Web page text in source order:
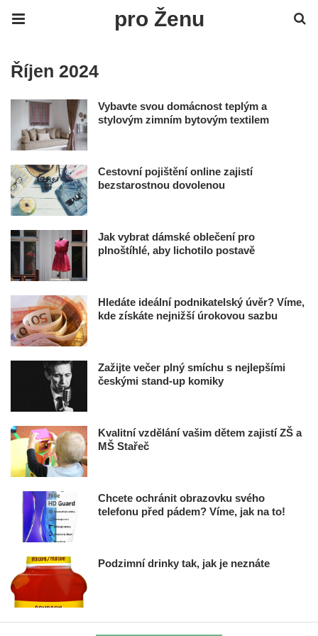
pro Ženu
Říjen 2024
Vybavte svou domácnost teplým a
stylovým zimním bytovým textilem
Cestovní pojištění online zajistí
bezstarostnou dovolenou
Jak vybrat dámské oblečení pro
plnoštíhlé, aby lichotilo postavě
Hledáte ideální podnikatelský úvěr? Víme,
kde získáte nejnižší úrokovou sazbu
Zažijte večer plný smíchu s nejlepšími
českými stand-up komiky
Kvalitní vzdělání vašim dětem zajistí ZŠ a
MŠ Stařeč
Chcete ochránit obrazovku svého
telefonu před pádem? Víme, jak na to!
Podzimní drinky tak, jak je neznáte